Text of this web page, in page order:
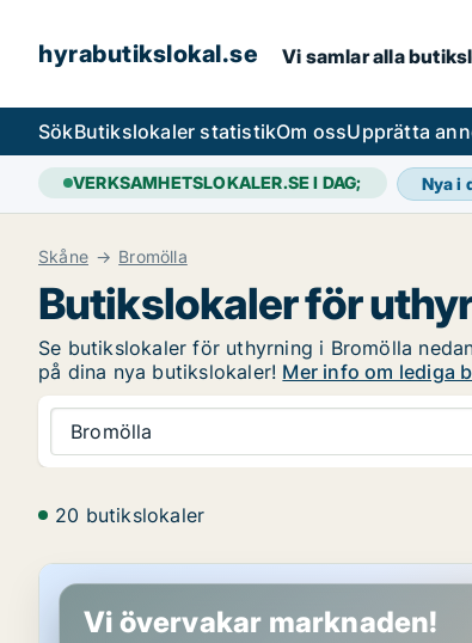
hyrabutikslokal.se Vi samlar alla
SökButikslokaler statistikOm ossUpprätta
VERKSAMHETSLOKALER.SE I DAG; Nya i
Skåne Bromölla
Butikslokaler för
Se butikslokaler för uthyrning i Bromölla
på dina nya butikslokaler! Mer info om lediga
Bromölla
20 butikslokaler
Butikslokal i Bromölla
Vi övervakar marknaden!